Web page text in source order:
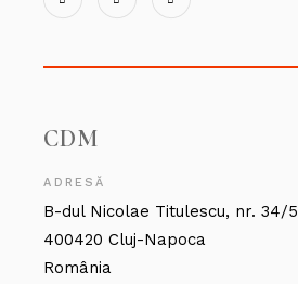
CDM
ADRESĂ
B-dul Nicolae Titulescu, nr. 34/5
400420 Cluj-Napoca
România